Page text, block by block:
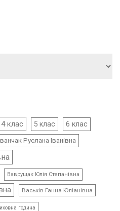
4 клас 5 клас 6 клас
Руслана Іванівна
Ваврущак Юлія Степанівна
Васьків Ганна Юліанівна
година